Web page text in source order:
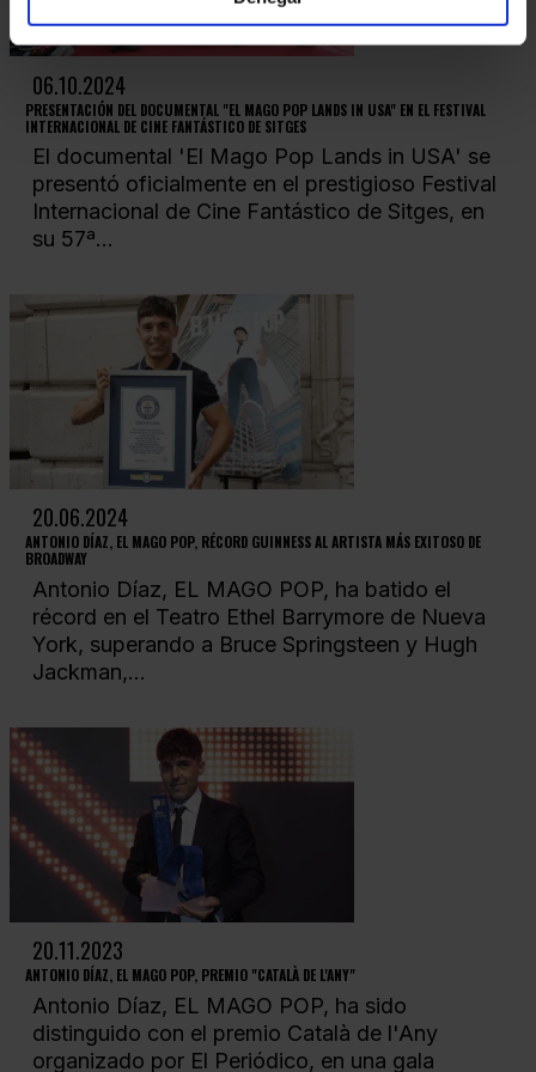
06.10.2024
PRESENTACIÓN DEL DOCUMENTAL "EL MAGO POP LANDS IN USA" EN EL FESTIVAL
INTERNACIONAL DE CINE FANTÁSTICO DE SITGES
El documental 'El Mago Pop Lands in USA' se
presentó oficialmente en el prestigioso Festival
Internacional de Cine Fantástico de Sitges, en
su 57ª...
20.06.2024
ANTONIO DÍAZ, EL MAGO POP, RÉCORD GUINNESS AL ARTISTA MÁS EXITOSO DE
BROADWAY
Antonio Díaz, EL MAGO POP, ha batido el
récord en el Teatro Ethel Barrymore de Nueva
York, superando a Bruce Springsteen y Hugh
Jackman,...
20.11.2023
ANTONIO DÍAZ, EL MAGO POP, PREMIO "CATALÀ DE L'ANY"
Antonio Díaz, EL MAGO POP, ha sido
distinguido con el premio Català de l'Any
organizado por El Periódico, en una gala